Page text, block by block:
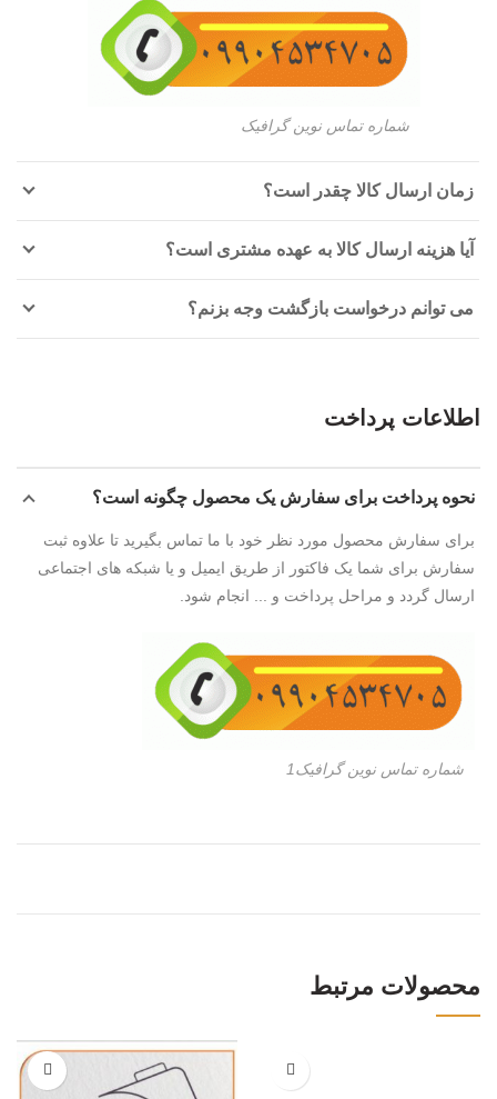
شماره تماس نوین گرافیک
زمان ارسال کالا چقدر است؟
آیا هزینه ارسال کالا به عهده مشتری است؟
می توانم درخواست بازگشت وجه بزنم؟
اطلاعات پرداخت
نحوه پرداخت برای سفارش یک محصول چگونه است؟
برای سفارش محصول مورد نظر خود با ما تماس بگیرید تا علاوه ثبت
سفارش برای شما یک فاکتور از طریق ایمیل و یا شبکه های اجتماعی
ارسال گردد و مراحل پرداخت و ... انجام شود.
شماره تماس نوین گرافیک1
محصولات مرتبط